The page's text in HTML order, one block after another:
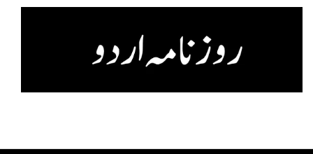
Skip